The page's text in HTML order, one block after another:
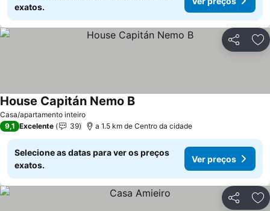
exatos.
Partilhar
Casa/apartamento inteiro
House Capitán Nemo BVer preços
9,1 Excelente 39 a 1.5 km de Centro da cidade
Selecione as datas para ver os preços
exatos.
Ver preços
Partilhar